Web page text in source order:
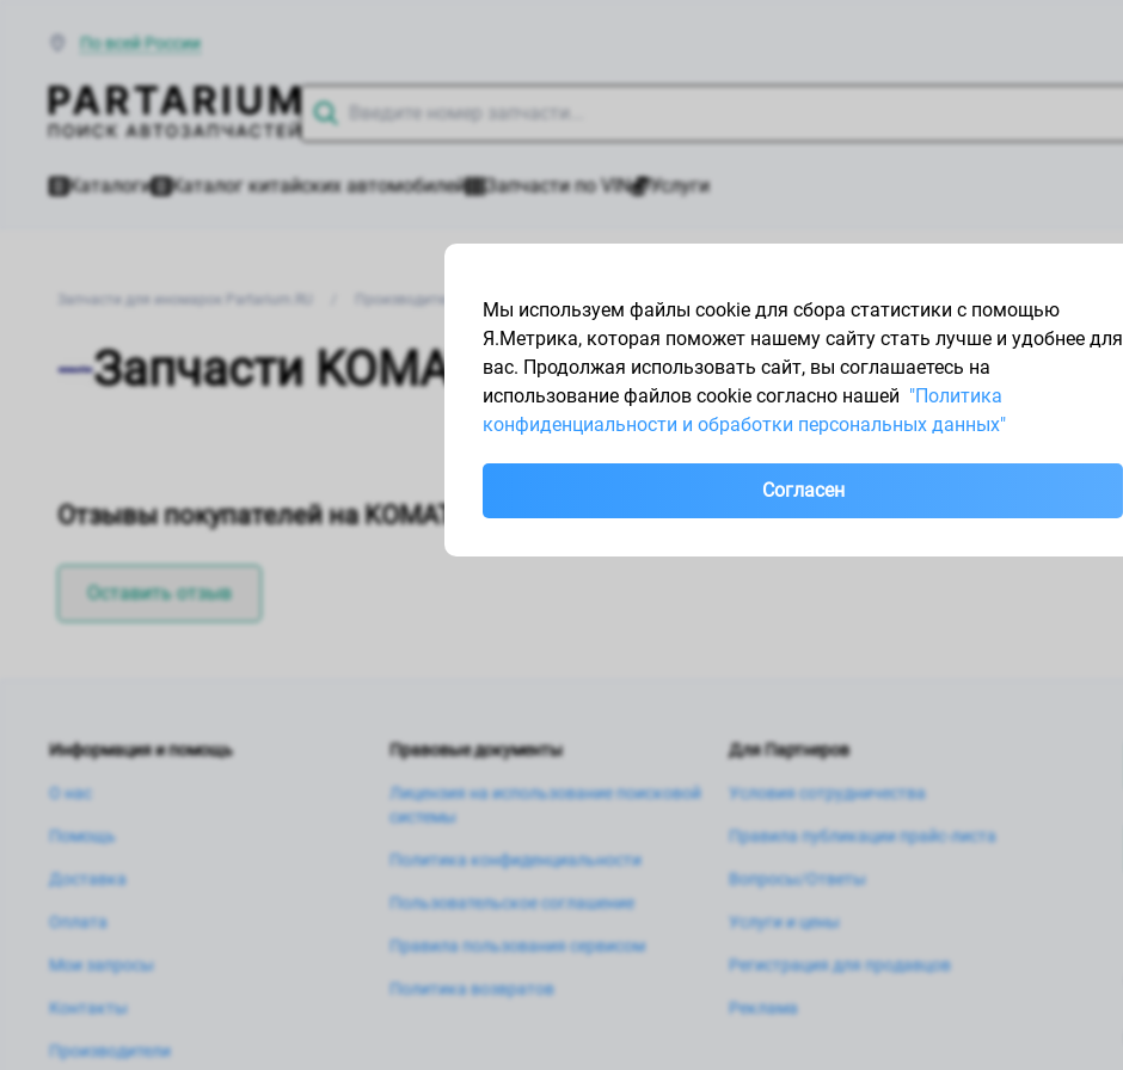
По всей России
Каталоги Каталог китайских автомобилей Запчасти по VIN Услуги
Запчасти для иномарок Partarium.RU Производители запчастей Запчасти KOMATSU (КОМАЦУ)
Запчасти KOMATSU
Отзывы покупателей на KOMATSU
Оставить отзыв
Информация и помощь
О нас
Помощь
Доставка
Оплата
Мои запросы
Контакты
Производители
Правовые документы
Лицензия на использование поисковой
системы
Политика конфиденциальности
Пользовательское соглашение
Правила пользования сервисом
Политика возвратов
Для Партнеров
Условия сотрудничества
Правила публикации прайс-листа
Вопросы/Ответы
Услуги и цены
Регистрация для продавцов
Реклама
Мы используем файлы cookie для сбора статистики с помощью
Я.Метрика, которая поможет нашему сайту стать лучше и удобнее для
вас. Продолжая использовать сайт, вы соглашаетесь на
использование файлов cookie согласно нашей "Политика
конфиденциальности и обработки персональных данных"
Согласен